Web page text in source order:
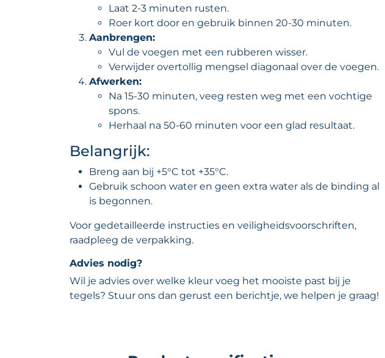
Laat 2-3 minuten rusten.
Roer kort door en gebruik binnen 20-30 minuten.
Aanbrengen:
Vul de voegen met een rubberen wisser.
Verwijder overtollig mengsel diagonaal over de voegen.
Afwerken:
Na 15-30 minuten, veeg resten weg met een vochtige
spons.
Herhaal na 50-60 minuten voor een glad resultaat.
Belangrijk:
Breng aan bij +5°C tot +35°C.
Gebruik schoon water en geen extra water als de binding al
is begonnen.
Voor gedetailleerde instructies en veiligheidsvoorschriften,
raadpleeg de verpakking.
Advies nodig?
Wil je advies over welke kleur voeg het mooiste past bij je
tegels? Stuur ons dan gerust een berichtje, we helpen je graag!